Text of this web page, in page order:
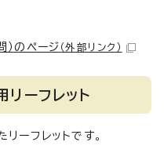
）のページ （外部リンク）
ーフレット
ーフレットです。